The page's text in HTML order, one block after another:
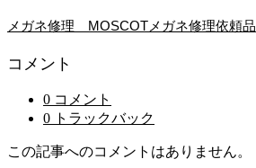
メガネ修理 MOSCOTメガネ修理依頼品
コメント
0 コメント
0 トラックバック
この記事へのコメントはありません。